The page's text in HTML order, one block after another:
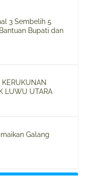
3 Sembelih 5
Bupati dan
LUWU UTARA
Galang